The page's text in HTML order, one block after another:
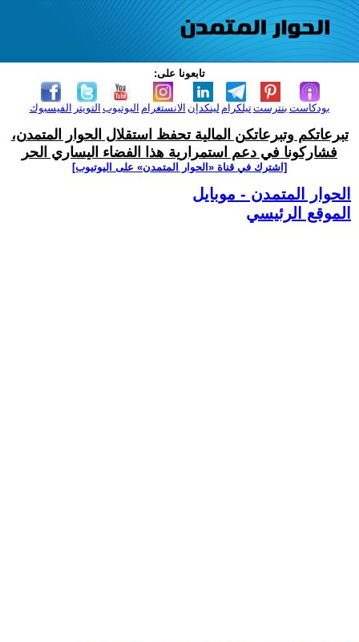
تابعونا على:
الفيسبوك التويتر اليوتيوب الانستغرام لينكدإن تيلكرامبنترست بودكاست
تبرعاتكم وتبرعاتكن المالية تحفظ استقلال الحوار المتمدن،
فشاركونا في دعم استمرارية هذا الفضاء اليساري الحر
[اشترك في قناة ‫«الحوار المتمدن» على اليوتيوب]
الحوار المتمدن - موبايل
الموقع الرئيسي